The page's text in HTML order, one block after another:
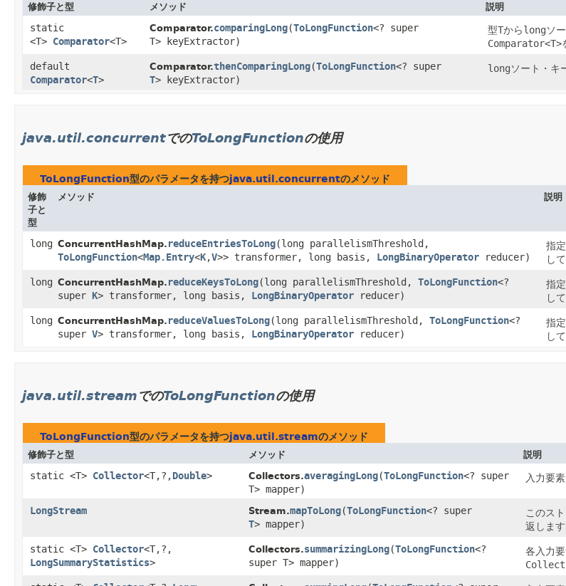
修飾子と型 メソッド 説明
static
<T> Comparator<T>
Comparator.comparingLong​(ToLongFunction<? super
T> keyExtractor)
型Tからlongソ
Comparator<T>
default
Comparator<T>
Comparator.thenComparingLong​(ToLongFunction<? super
T> keyExtractor)
longソート・キ
java.util.concurrentでのToLongFunctionの使用
ToLongFunction型のパラメータを持つjava.util.concurrentのメソッド
修飾
子と
型
メソッド 説明
long ConcurrentHashMap. reduceEntriesToLong​(long parallelismThreshold,
ToLongFunction<Map.Entry<K,​V>> transformer, long basis, LongBinaryOperator reducer)
指
し
long ConcurrentHashMap. reduceKeysToLong​(long parallelismThreshold, ToLongFunction<?
super K> transformer, long basis, LongBinaryOperator reducer)
指
し
long ConcurrentHashMap. reduceValuesToLong​(long parallelismThreshold, ToLongFunction<?
super V> transformer, long basis, LongBinaryOperator reducer)
指
し
java.util.streamでのToLongFunctionの使用
ToLongFunction型のパラメータを持つjava.util.streamのメソッド
修飾子と型 メソッド 説明
static <T> Collector<T,​?,​Double> Collectors.averagingLong​(ToLongFunction<? super
T> mapper)
入力要
LongStream Stream.mapToLong​(ToLongFunction<? super
T> mapper)
このス
返します
static <T> Collector<T,​?,​
LongSummaryStatistics>
Collectors.summarizingLong​(ToLongFunction<?
super T> mapper)
各入力